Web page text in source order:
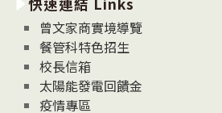
消
息
News
曾文家商實境導覽
餐管科特色招生
校長信箱
太陽能發電回饋金
疫情專區